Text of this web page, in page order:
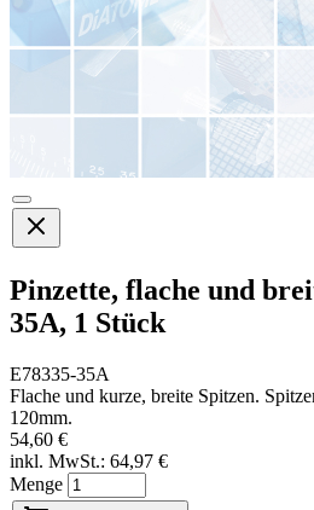
Pinzette, flache und
35A, 1 Stück
E78335-35A
Flache und kurze, breite Spitzen.
120mm.
54,60 €
inkl. MwSt.: 64,97 €
Menge